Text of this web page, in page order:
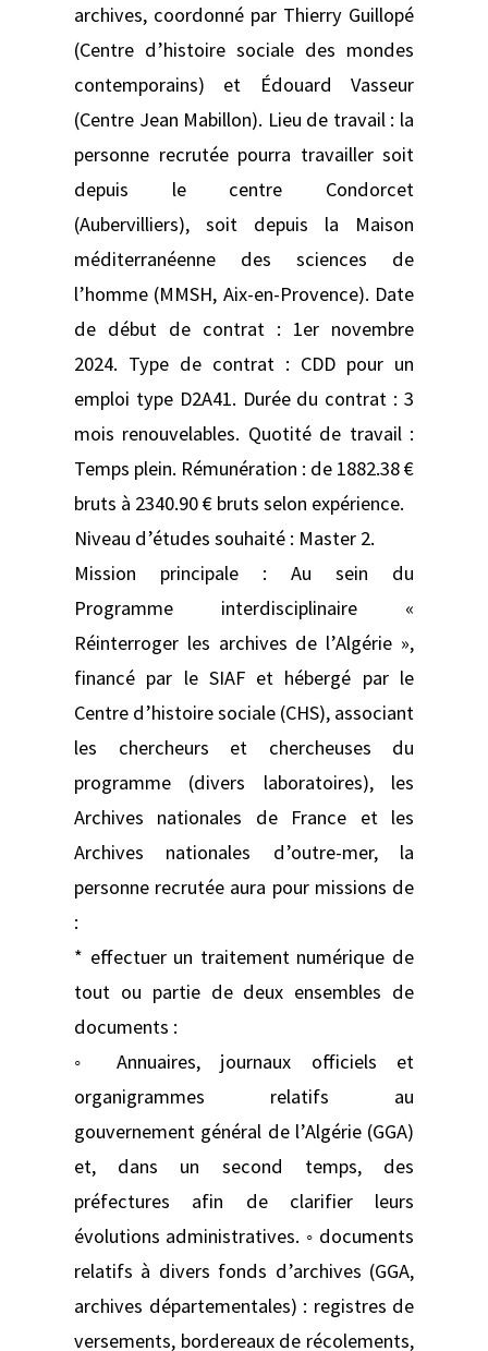
archives, coordonné par Thierry Guillopé
(Centre d’histoire sociale des mondes
contemporains) et Édouard Vasseur
(Centre Jean Mabillon). Lieu de travail : la
personne recrutée pourra travailler soit
depuis le centre Condorcet
(Aubervilliers), soit depuis la Maison
méditerranéenne des sciences de
l’homme (MMSH, Aix-en-Provence). Date
de début de contrat : 1er novembre
2024. Type de contrat : CDD pour un
emploi type D2A41. Durée du contrat : 3
mois renouvelables. Quotité de travail :
Temps plein. Rémunération : de 1882.38 €
bruts à 2340.90 € bruts selon expérience.
Niveau d’études souhaité : Master 2.
Mission principale : Au sein du
Programme interdisciplinaire «
Réinterroger les archives de l’Algérie »,
financé par le SIAF et hébergé par le
Centre d’histoire sociale (CHS), associant
les chercheurs et chercheuses du
programme (divers laboratoires), les
Archives nationales de France et les
Archives nationales d’outre-mer, la
personne recrutée aura pour missions de
:
* effectuer un traitement numérique de
tout ou partie de deux ensembles de
documents :
◦ Annuaires, journaux officiels et
organigrammes relatifs au
gouvernement général de l’Algérie (GGA)
et, dans un second temps, des
préfectures afin de clarifier leurs
évolutions administratives. ◦ documents
relatifs à divers fonds d’archives (GGA,
archives départementales) : registres de
versements, bordereaux de récolements,